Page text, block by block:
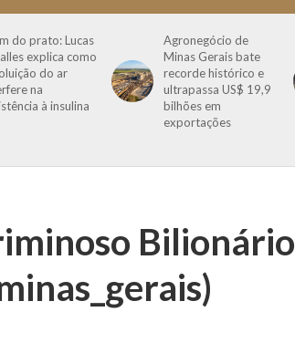
do prato: Lucas
explica como
do ar
na
à insulina
Agronegócio de
Minas Gerais bate
recorde histórico e
ultrapassa US$ 19,9
bilhões em
exportações
Bilionário